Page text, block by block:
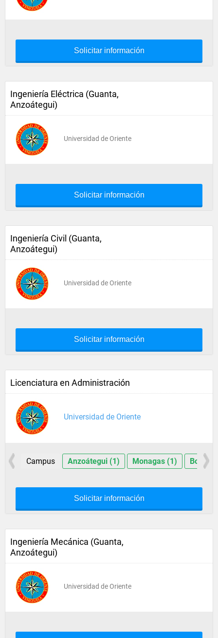
Solicitar información
Ingeniería Eléctrica (Guanta,
Anzoátegui)
Universidad de Oriente
Solicitar información
Ingeniería Civil (Guanta,
Anzoátegui)
Universidad de Oriente
Solicitar información
Licenciatura en Administración
Universidad de Oriente
Campus Anzoátegui (1) Monagas (1) Bolívar
Solicitar información
Ingeniería Mecánica (Guanta,
Anzoátegui)
Universidad de Oriente